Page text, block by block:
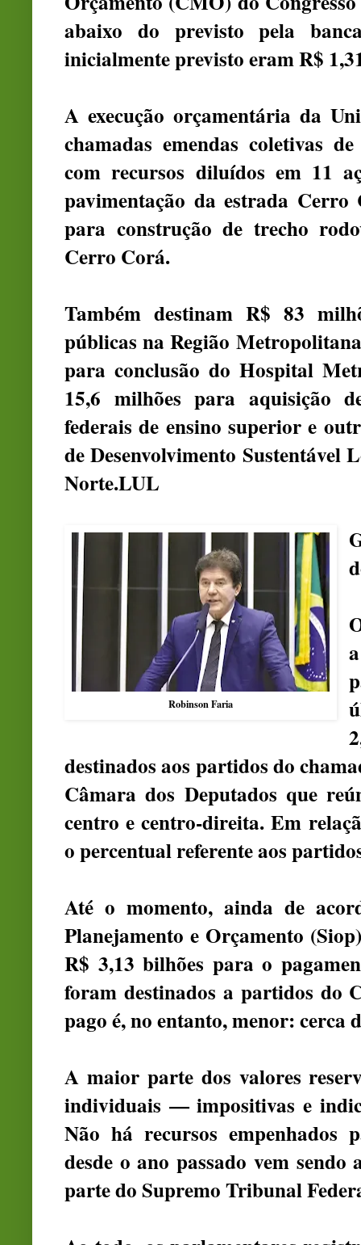
abaixo do previsto pela
inicialmente previsto eram R$
A execução orçamentária da
chamadas emendas coletivas
com recursos diluídos em 11
pavimentação da estrada
para construção de trecho
Cerro Corá.
Também destinam R$ 83
públicas na Região
para conclusão do Hospital
15,6 milhões para aquisição
federais de ensino superior e
de Desenvolvimento
Norte.LUL
Robinson Faria
destinados aos partidos do
Câmara dos Deputados que
centro e centro-direita. Em
o percentual referente aos
Até o momento, ainda de
Planejamento e Orçamento
R$ 3,13 bilhões para o
foram destinados a partidos do
pago é, no entanto, menor: cerca
A maior parte dos valores
individuais — impositivas e
Não há recursos empenhados
desde o ano passado vem
parte do Supremo Tribunal